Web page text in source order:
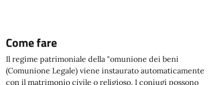
Come fare
Il regime patrimoniale della "omunione dei beni
(Comunione Legale) viene instaurato automaticamente
con il matrimonio civile o religioso. I coniugi possono